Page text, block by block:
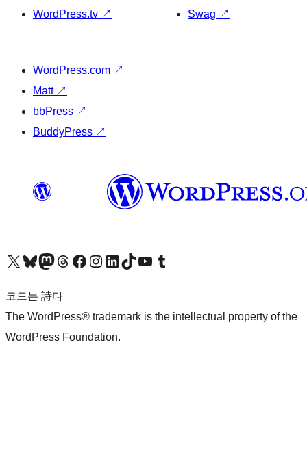
WordPress.tv ↗
Swag ↗
WordPress.com ↗
Matt ↗
bbPress ↗
BuddyPress ↗
X(이전 트위터) 계정 방문하기블루스카이 계정 방문하기마스토돈 계정 방문하기스레드 계정 방문하기 페이스북 페이지 방문하기인스타그램 계정 방문하기 LinkedIn 계정 방문하기틱톡 계정 방문하기유튜브 채널 방문하기 텀블러 계정 방문하기
코드는 詩다
The WordPress® trademark is the intellectual property of the
WordPress Foundation.